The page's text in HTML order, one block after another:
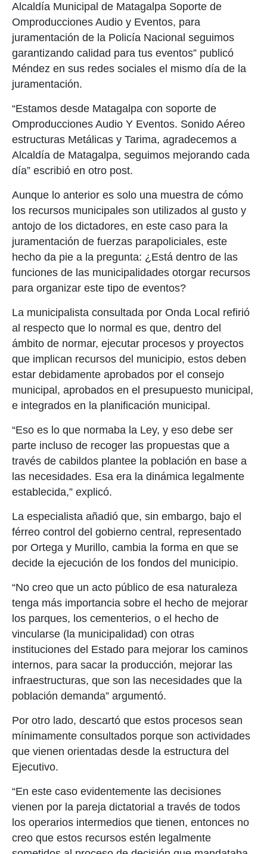
Alcaldía Municipal de Matagalpa Soporte de
Omproducciones Audio y Eventos, para
juramentación de la Policía Nacional seguimos
garantizando calidad para tus eventos” publicó
Méndez en sus redes sociales el mismo día de la
juramentación.
“Estamos desde Matagalpa con soporte de
Omproducciones Audio Y Eventos. Sonido Aéreo
estructuras Metálicas y Tarima, agradecemos a
Alcaldía de Matagalpa, seguimos mejorando cada
día” escribió en otro post.
Aunque lo anterior es solo una muestra de cómo
los recursos municipales son utilizados al gusto y
antojo de los dictadores, en este caso para la
juramentación de fuerzas parapoliciales, este
hecho da pie a la pregunta: ¿Está dentro de las
funciones de las municipalidades otorgar recursos
para organizar este tipo de eventos?
La municipalista consultada por Onda Local refirió
al respecto que lo normal es que, dentro del
ámbito de normar, ejecutar procesos y proyectos
que implican recursos del municipio, estos deben
estar debidamente aprobados por el consejo
municipal, aprobados en el presupuesto municipal,
e integrados en la planificación municipal.
“Eso es lo que normaba la Ley, y eso debe ser
parte incluso de recoger las propuestas que a
través de cabildos plantee la población en base a
las necesidades. Esa era la dinámica legalmente
establecida,” explicó.
La especialista añadió que, sin embargo, bajo el
férreo control del gobierno central, representado
por Ortega y Murillo, cambia la forma en que se
decide la ejecución de los fondos del municipio.
“No creo que un acto público de esa naturaleza
tenga más importancia sobre el hecho de mejorar
los parques, los cementerios, o el hecho de
vincularse (la municipalidad) con otras
instituciones del Estado para mejorar los caminos
internos, para sacar la producción, mejorar las
infraestructuras, que son las necesidades que la
población demanda” argumentó.
Por otro lado, descartó que estos procesos sean
mínimamente consultados porque son actividades
que vienen orientadas desde la estructura del
Ejecutivo.
“En este caso evidentemente las decisiones
vienen por la pareja dictatorial a través de todos
los operarios intermedios que tienen, entonces no
creo que estos recursos estén legalmente